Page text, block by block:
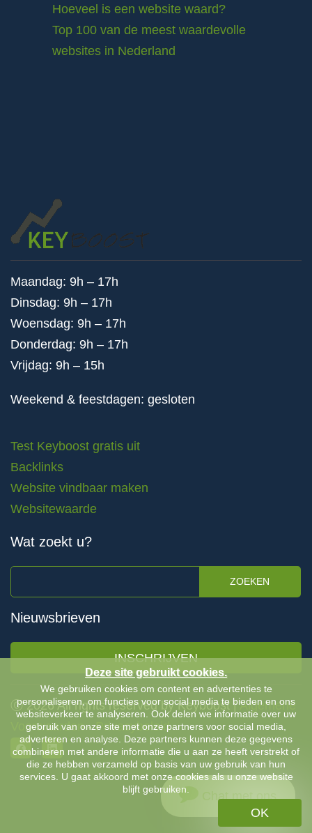
Hoeveel is een website waard?
Top 100 van de meest waardevolle
websites in Nederland
Maandag: 9h – 17h
Dinsdag: 9h – 17h
Woensdag: 9h – 17h
Donderdag: 9h – 17h
Vrijdag: 9h – 15h
Weekend & feestdagen: gesloten
Test Keyboost gratis uit
Backlinks
Website vindbaar maken
Websitewaarde
Wat zoekt u?
ZOEKEN
Nieuwsbrieven
INSCHRIJVEN
Ⓒ 2026 All rights reserved by Keyboost |Algemene
Voorwaarden-Privacybeleid
Chat met ons
Deze site gebruikt cookies.
We gebruiken cookies om content en advertenties te
personaliseren, om functies voor social media te bieden en ons
websiteverkeer te analyseren. Ook delen we informatie over uw
gebruik van onze site met onze partners voor social media,
adverteren en analyse. Deze partners kunnen deze gegevens
combineren met andere informatie die u aan ze heeft verstrekt of
die ze hebben verzameld op basis van uw gebruik van hun
services. U gaat akkoord met onze cookies als u onze website
blijft gebruiken.
OK